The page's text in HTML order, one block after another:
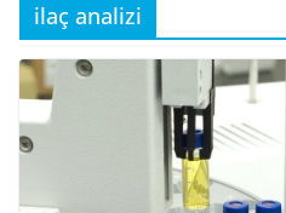
ilaç analizi